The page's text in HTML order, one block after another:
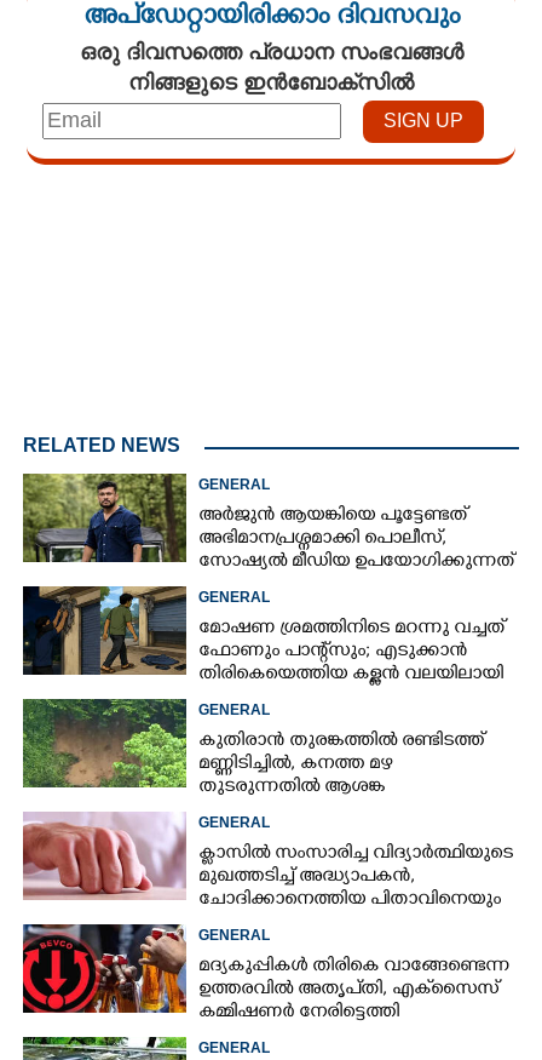
അപ്ഡേറ്റായിരിക്കാം ദിവസവും
ഒരു ദിവസത്തെ പ്രധാന സംഭവങ്ങൾ
നിങ്ങളുടെ ഇൻബോക്സിൽ
RELATED NEWS
GENERAL
അർജുൻ ആയങ്കിയെ പൂട്ടേണ്ടത്
അഭിമാനപ്രശ്നമാക്കി പൊലീസ്,
സാേഷ്യൽ മീഡിയ ഉപയോഗിക്കുന്നത്
GENERAL
മോഷണ ശ്രമത്തിനിടെ മറന്നു വച്ചത്
ഫോണും പാന്റ്സും; എടുക്കാൻ
തിരികെയെത്തിയ കള്ളൻ വലയിലായി
GENERAL
കുതിരാൻ തുരങ്കത്തിൽ രണ്ടിടത്ത്
മണ്ണിടിച്ചിൽ, കനത്ത മഴ
തുടരുന്നതിൽ ആശങ്ക
GENERAL
ക്ളാസിൽ സംസാരിച്ച വിദ്യാർത്ഥിയുടെ
മുഖത്തടിച്ച് അദ്ധ്യാപകൻ,
ചോദിക്കാനെത്തിയ പിതാവിനെയും
GENERAL
മദ്യകുപ്പികൾ തിരികെ വാങ്ങേണ്ടെന്ന
ഉത്തരവിൽ അതൃപ്‌തി, എക്‌സൈസ്
കമ്മിഷണർ നേരിട്ടെത്തി
GENERAL